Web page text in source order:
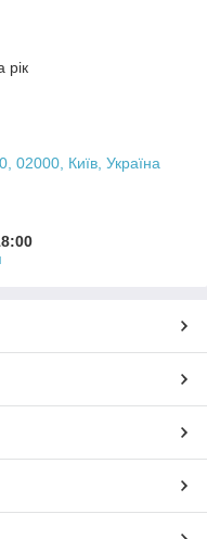
рік
02000, Київ, Україна